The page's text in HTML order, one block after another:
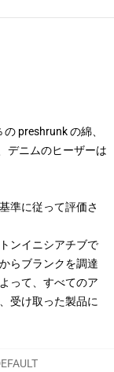
preshrunk の綿、
デニムのヒーザーは
準に従って評価さ
ンイニシアチブで
らブランクを調達
って、すべてのア
受け取った製品に